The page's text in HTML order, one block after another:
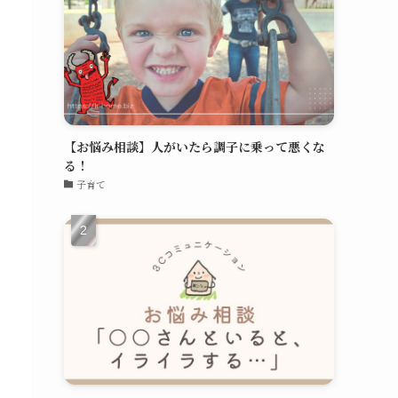
【お悩み相談】人がいたら調子に乗って悪くな
る！
子育て